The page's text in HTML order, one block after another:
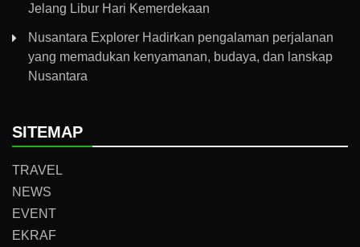
Jelang Libur Hari Kemerdekaan
Nusantara Explorer Hadirkan pengalaman perjalanan
yang memadukan kenyamanan, budaya, dan lanskap
Nusantara
SITEMAP
TRAVEL
NEWS
EVENT
EKRAF